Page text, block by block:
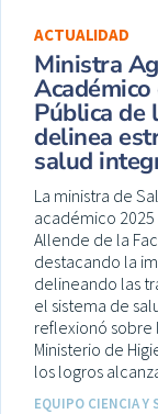
ACTUALIDAD
Ministra
Pública de
delinea
salud
La ministra de
académico 2025
Allende de la
destacando la
delineando las
el sistema de
reflexionó sobre
Ministerio de
los logros
EQUIPO CIENCIA Y